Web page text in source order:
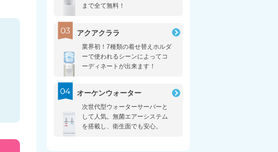
まで全て無料！
アクアクララ
業界初！7種類の着せ替えホルダ
ーで使われるシーンによってコ
ーディネートが出来ます！
オーケンウォーター
次世代型ウォーターサーバーと
して人気。無菌エアーシステム
を搭載し、衛生面でも安心。